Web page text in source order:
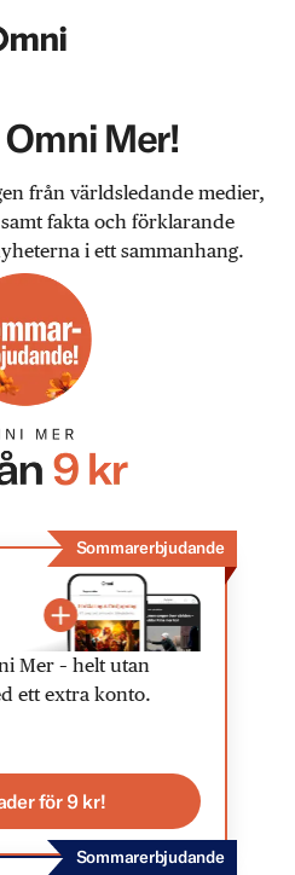
Mer!
från världsledande medier,
fakta och förklarande
i ett sammanhang.
Sommarerbjudande
Mer – helt utan
ett extra konto.
för 9 kr!
Sommarerbjudande